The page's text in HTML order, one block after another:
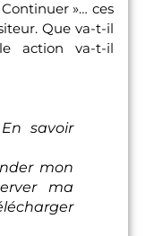
Continuer »… ces
Que va-t-il
action va-t-il
savoir
mon
ma